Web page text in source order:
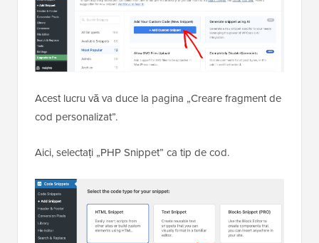
Acest lucru vă va duce la pagina „Creare fragment de
cod personalizat”.
Aici, selectați „PHP Snippet” ca tip de cod.